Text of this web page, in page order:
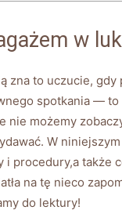
w
⁢zna to uczucie,
spotkania⁢ —
nie możemy
W
​procedury,a także
na ⁤tę nieco
do lektury!